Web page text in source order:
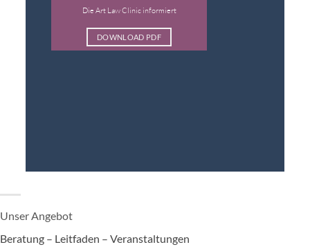
Die Art Law Clinic informiert
DOWNLOAD PDF
Unser Angebot
Beratung – Leitfaden – Veranstaltungen